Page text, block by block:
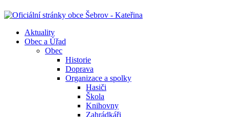
Aktuality
Obec a Úřad
Obec
Historie
Doprava
Organizace a spolky
Hasiči
Škola
Knihovny
Zahrádkáři